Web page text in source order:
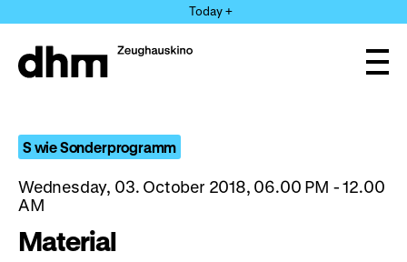
directly
the
Today +
S wie Sonderprogramm
Wednesday, 03. October 2018, 06.00 PM - 12.00
AM
Material